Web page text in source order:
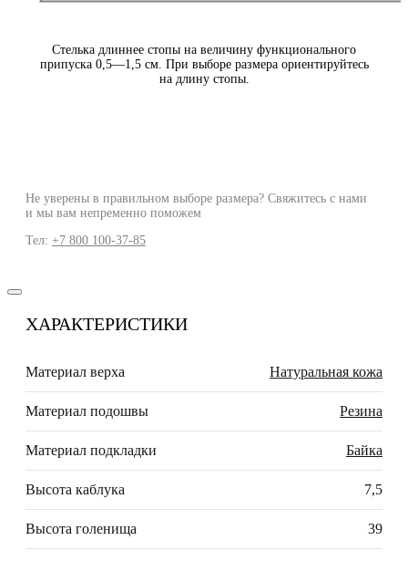
Стелька длиннее стопы на величину функционального
припуска 0,5—1,5 см. При выборе размера ориентируйтесь
на длину стопы.
Не уверены в правильном выборе размера? Свяжитесь с нами
и мы вам непременно поможем
Тел: +7 800 100-37-85
ХАРАКТЕРИСТИКИ
Материал верха Натуральная кожа
Материал подошвы Резина
Материал подкладки Байка
Высота каблука 7,5
Высота голенища 39